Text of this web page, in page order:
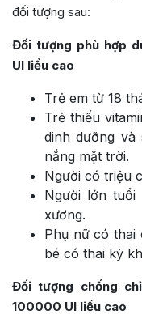
đối tượng sau:
Đối tượng phù hợp
UI liều cao
Trẻ em từ 18
Trẻ thiếu
dinh dưỡng và
nắng mặt trời.
Người có triệu
Người lớn
xương.
Phụ nữ có thai
bé có thai kỳ
Đối tượng chống
100000 UI liều cao